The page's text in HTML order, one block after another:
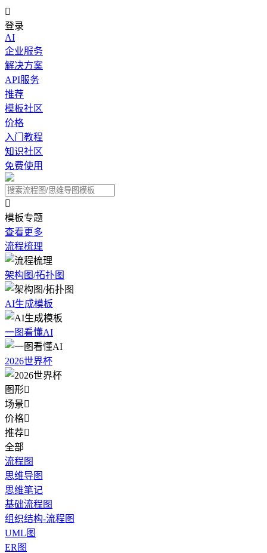

登录
AI
企业服务
解决方案
API服务
推荐
模板社区
价格
入门教程
知识社区
免费使用

模板专题
查看更多
流程梳理
架构图/拓扑图
AI生成模板
一图看懂AI
2026世界杯
图形
场景
价格
推荐
全部
流程图
思维导图
思维笔记
基础流程图
组织结构-流程图
UML图
ER图